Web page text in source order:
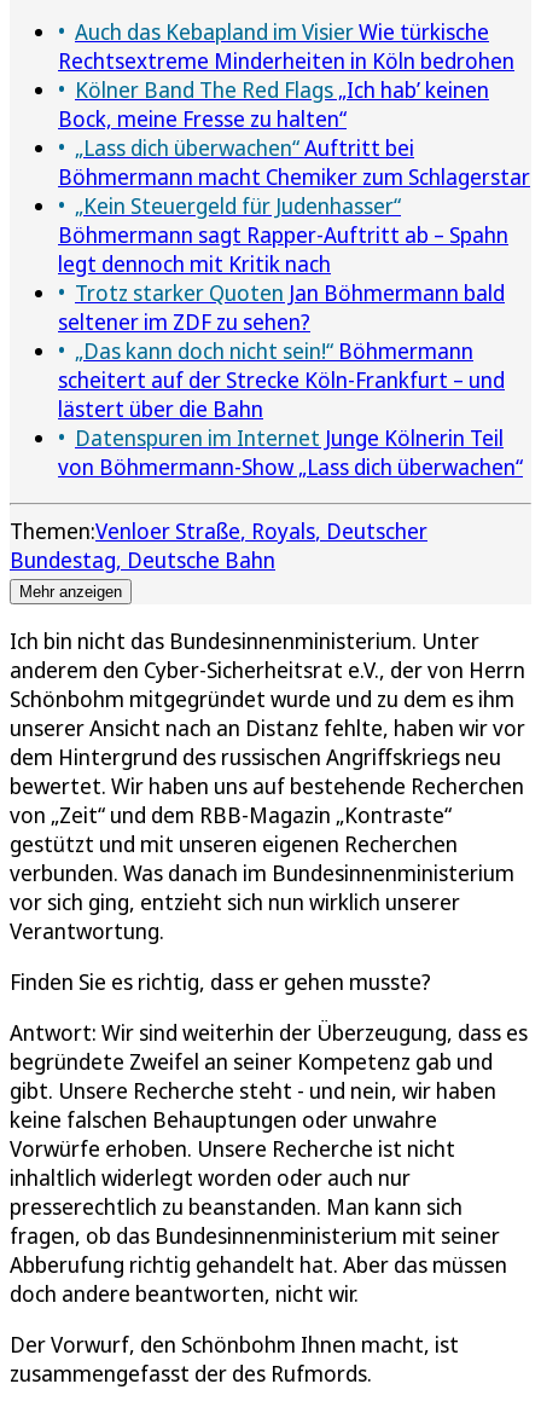
Auch das Kebapland im VisierWie türkische
Rechtsextreme Minderheiten in Köln bedrohen
Kölner Band The Red Flags „Ich hab’ keinen
Bock, meine Fresse zu halten“
„Lass dich überwachen“Auftritt bei
Böhmermann macht Chemiker zum Schlagerstar
„Kein Steuergeld für Judenhasser“
Böhmermann sagt Rapper-Auftritt ab – Spahn
legt dennoch mit Kritik nach
Trotz starker Quoten Jan Böhmermann bald
seltener im ZDF zu sehen?
„Das kann doch nicht sein!“ Böhmermann
scheitert auf der Strecke Köln-Frankfurt – und
lästert über die Bahn
Datenspuren im Internet Junge Kölnerin Teil
von Böhmermann-Show „Lass dich überwachen“
Themen:Venloer Straße Royals Deutscher
Bundestag Deutsche Bahn
Mehr anzeigen
Ich bin nicht das Bundesinnenministerium. Unter
anderem den Cyber-Sicherheitsrat e.V., der von Herrn
Schönbohm mitgegründet wurde und zu dem es ihm
unserer Ansicht nach an Distanz fehlte, haben wir vor
dem Hintergrund des russischen Angriffskriegs neu
bewertet. Wir haben uns auf bestehende Recherchen
von „Zeit“ und dem RBB-Magazin „Kontraste“
gestützt und mit unseren eigenen Recherchen
verbunden. Was danach im Bundesinnenministerium
vor sich ging, entzieht sich nun wirklich unserer
Verantwortung.
Finden Sie es richtig, dass er gehen musste?
Antwort: Wir sind weiterhin der Überzeugung, dass es
begründete Zweifel an seiner Kompetenz gab und
gibt. Unsere Recherche steht - und nein, wir haben
keine falschen Behauptungen oder unwahre
Vorwürfe erhoben. Unsere Recherche ist nicht
inhaltlich widerlegt worden oder auch nur
presserechtlich zu beanstanden. Man kann sich
fragen, ob das Bundesinnenministerium mit seiner
Abberufung richtig gehandelt hat. Aber das müssen
doch andere beantworten, nicht wir.
Der Vorwurf, den Schönbohm Ihnen macht, ist
zusammengefasst der des Rufmords.